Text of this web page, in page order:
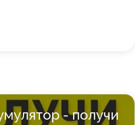
- получи